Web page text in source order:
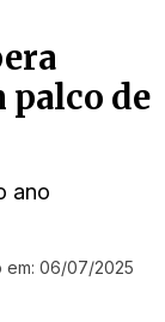
palco de
ano
em: 06/07/2025